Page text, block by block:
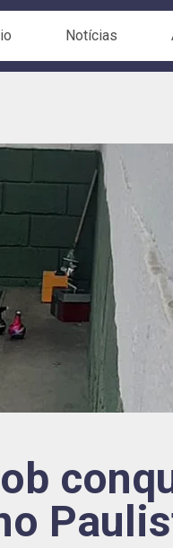
Notícias